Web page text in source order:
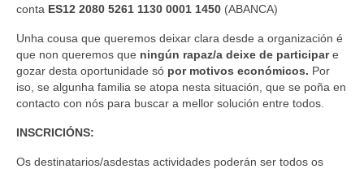
conta ES12 2080 5261 1130 0001 1450 (ABANCA)
Unha cousa que queremos deixar clara desde a organización é
que non queremos que ningún rapaz/a deixe de participare
gozar desta oportunidade só por motivos económicos. Por
iso, se algunha familia se atopa nesta situación, que se poña en
contacto con nós para buscar a mellor solución entre todos.
INSCRICIÓNS:
Os destinatarios/asdestas actividades poderán ser todos os